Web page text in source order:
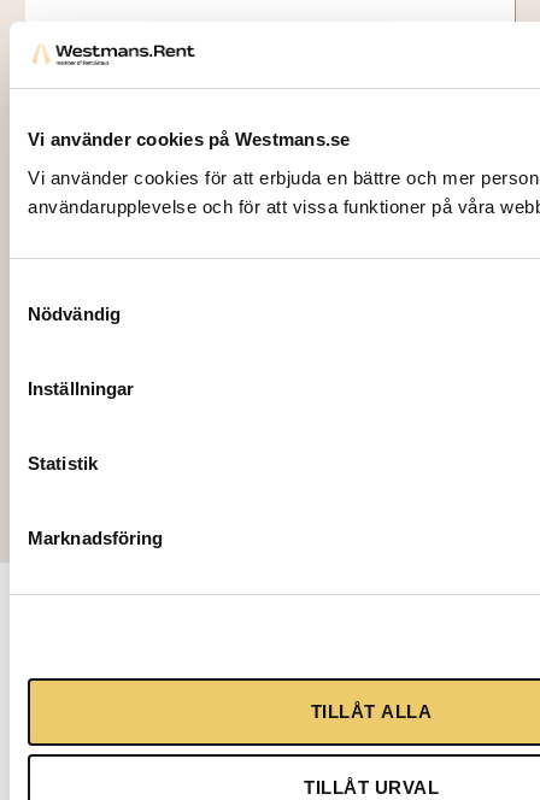
Vi använder cookies på Westmans.se
Vi använder cookies för att erbjuda en bättre och mer
användarupplevelse och för att vissa funktioner på våra
Nödvändig
Inställningar
Statistik
Marknadsföring
TILLÅT ALLA
TILLÅT URVAL
SERVERINGSSKED, Rostfri
10,00kr
ständigt
187 66